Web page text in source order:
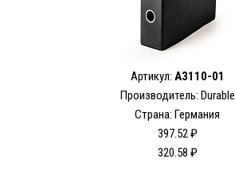
Артикул: A3110-01
Производитель: Durable
Страна: Германия
397.52 ₽
320.58 ₽